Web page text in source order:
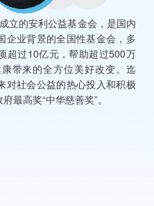
立的安利公益基金会，是国内
企业背景的全国性基金会，多
超过10亿元，帮助超过500万
带来的全方位美好改变。迄
对社会公益的热心投入和积极
最高奖“中华慈善奖”。